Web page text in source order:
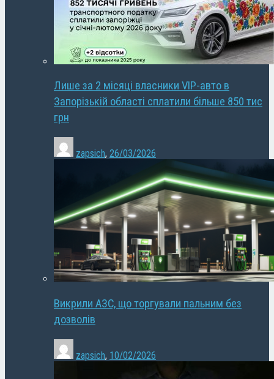
Лише за 2 місяці власники VIP-авто в
Запорізькій області сплатили більше 850 тис
грн
zapsich, 26/03/2026
Викрили АЗС, що торгували пальним без
дозволів
zapsich, 10/02/2026